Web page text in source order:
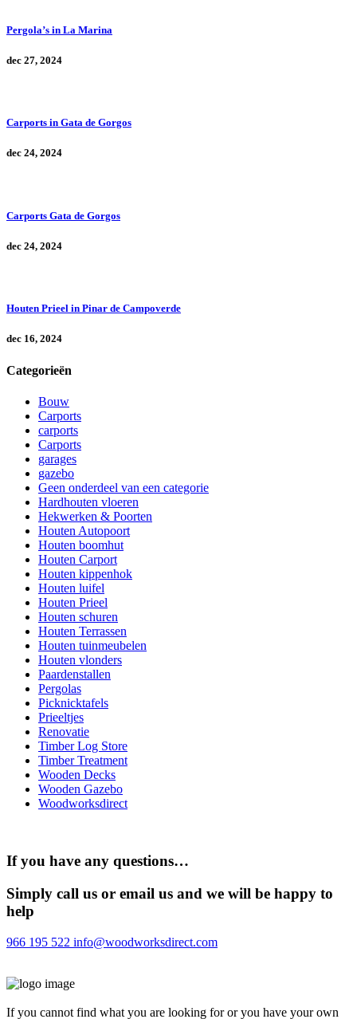
Pergola’s in La Marina
dec 27, 2024
Carports in Gata de Gorgos
dec 24, 2024
Carports Gata de Gorgos
dec 24, 2024
Houten Prieel in Pinar de Campoverde
dec 16, 2024
Categorieën
Bouw
Carports
carports
Carports
garages
gazebo
Geen onderdeel van een categorie
Hardhouten vloeren
Hekwerken & Poorten
Houten Autopoort
Houten boomhut
Houten Carport
Houten kippenhok
Houten luifel
Houten Prieel
Houten schuren
Houten Terrassen
Houten tuinmeubelen
Houten vlonders
Paardenstallen
Pergolas
Picknicktafels
Prieeltjes
Renovatie
Timber Log Store
Timber Treatment
Wooden Decks
Wooden Gazebo
Woodworksdirect
If you have any questions…
Simply call us or email us and we will be happy to
help
966 195 522 info@woodworksdirect.com
If you cannot find what you are looking for or you have your own